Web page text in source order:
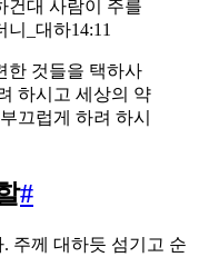
건대 사람이 주를
_대하14:11
한 것들을 택하사
하시고 세상의 약
끄럽게 하려 하시
#
주께 대하듯 섬기고 순